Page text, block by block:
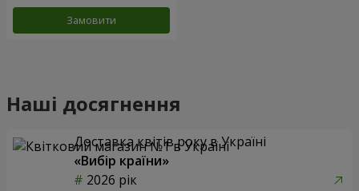
Замовити
Наші досягнення
Доставка квітів року в Україні
«Вибір країни»
2026 рік